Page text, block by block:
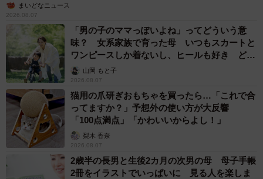
まいどなニュース
2026.08.07
「男の子のママっぽいよね」ってどういう意
味？ 女系家族で育った母 いつもスカートと
ワンピースしか着ないし、ヒールも好き どの
へんが…
山岡 もと子
2026.08.07
猫用の爪研ぎおもちゃを買ったら…「これで合
ってますか？」予想外の使い方が大反響
「100点満点」「かわいいからよし！」
梨木 香奈
2026.08.07
2歳半の長男と生後2カ月の次男の母 母子手帳
2冊をイラストでいっぱいに 見る人を楽しま